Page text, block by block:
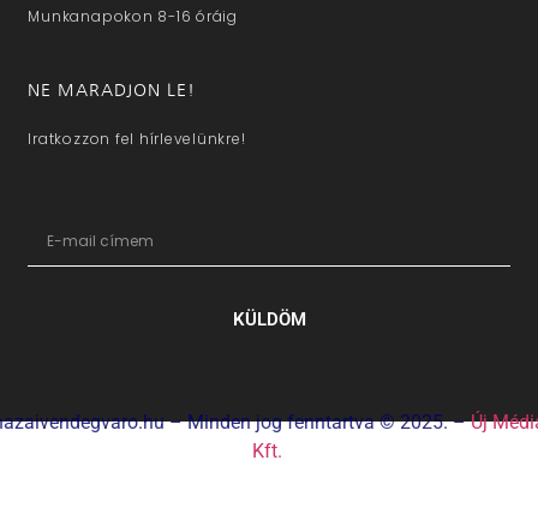
Munkanapokon 8-16 óráig
NE MARADJON LE!
Iratkozzon fel hírlevelünkre!
KÜLDÖM
– Minden jog fenntartva © 2025. –Új
Kft.